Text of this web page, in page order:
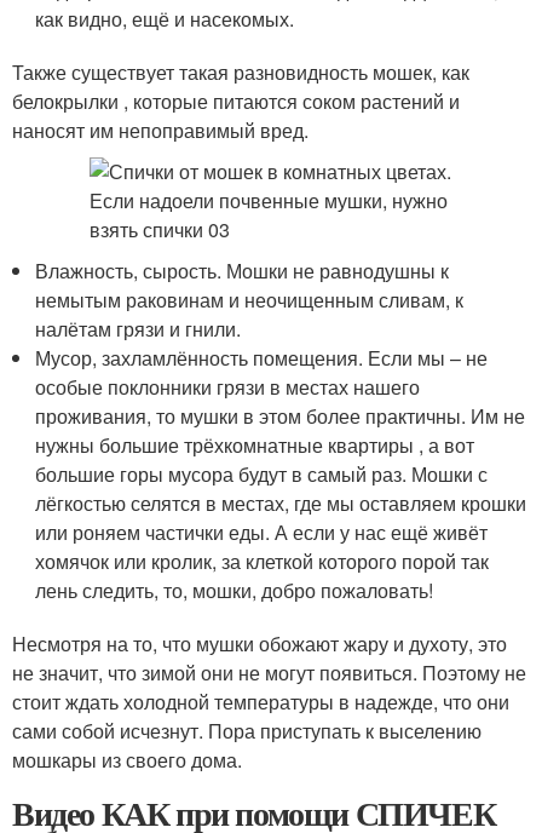
как видно, ещё и насекомых.
Также существует такая разновидность мошек, как
белокрылки , которые питаются соком растений и
наносят им непоправимый вред.
Влажность, сырость. Мошки не равнодушны к
немытым раковинам и неочищенным сливам, к
налётам грязи и гнили.
Мусор, захламлённость помещения. Если мы – не
особые поклонники грязи в местах нашего
проживания, то мушки в этом более практичны. Им не
нужны большие трёхкомнатные квартиры , а вот
большие горы мусора будут в самый раз. Мошки с
лёгкостью селятся в местах, где мы оставляем крошки
или роняем частички еды. А если у нас ещё живёт
хомячок или кролик, за клеткой которого порой так
лень следить, то, мошки, добро пожаловать!
Несмотря на то, что мушки обожают жару и духоту, это
не значит, что зимой они не могут появиться. Поэтому не
стоит ждать холодной температуры в надежде, что они
сами собой исчезнут. Пора приступать к выселению
мошкары из своего дома.
Видео КАК при помощи СПИЧЕК